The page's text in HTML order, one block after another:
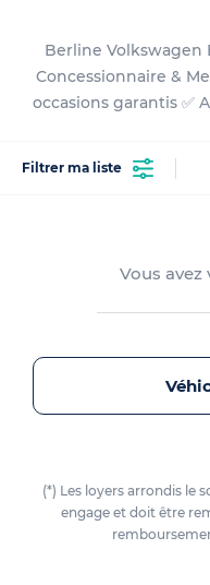
Berline Volkswagen
Concessionnaire &
occasions garantis ✅
Filtrer ma liste
Vous avez
(*) Les loyers arrondis le
engage et doit être